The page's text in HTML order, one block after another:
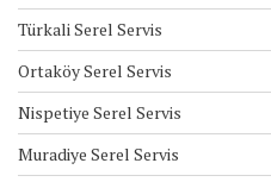
Türkali Serel Servis
Ortaköy Serel Servis
Nispetiye Serel Servis
Muradiye Serel Servis